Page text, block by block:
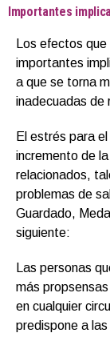
Importantes
Los efectos
importantes
a que se torna
inadecuadas de
El estrés para
incremento de
relacionados,
problemas de
Guardado,
siguiente:
Las personas
más
en cualquier
predispone a